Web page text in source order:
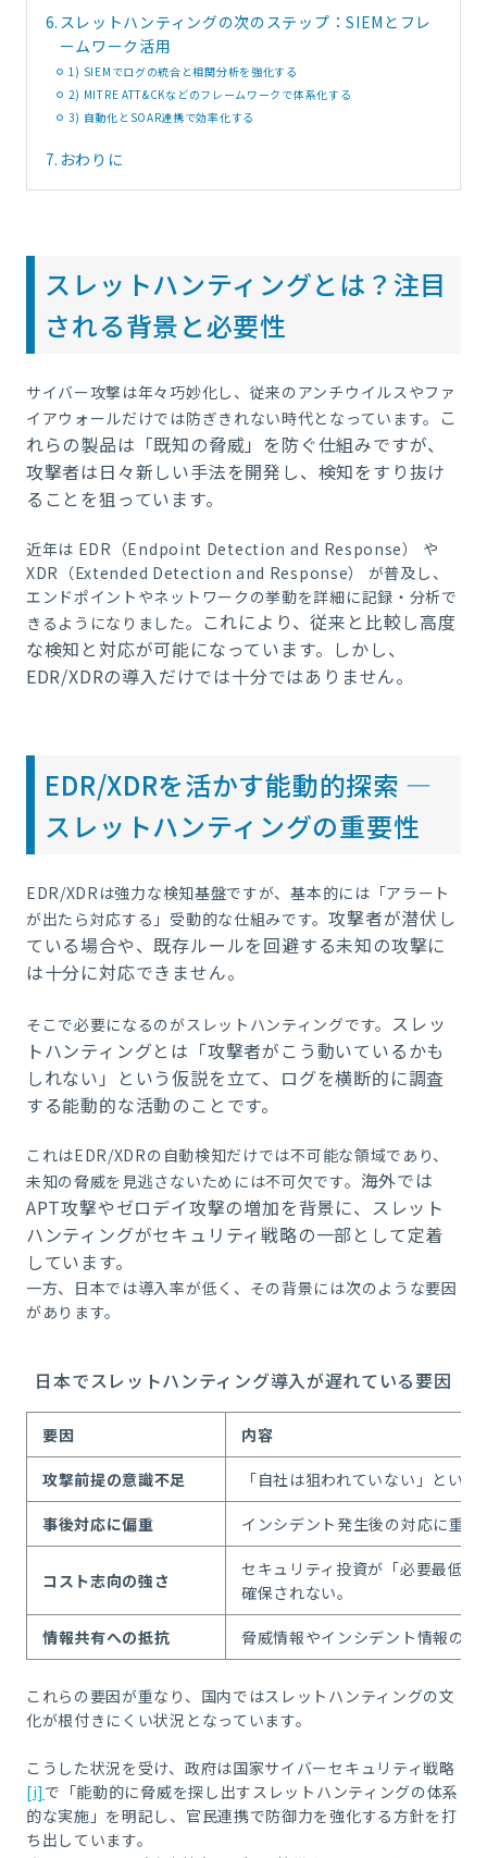
6. スレットハンティングの次のステップ：SIEMとフレ
ームワーク活用
1) SIEMでログの統合と相関分析を強化する
2) MITRE ATT&CKなどのフレームワークで体系化する
3) 自動化とSOAR連携で効率化する
7. おわりに
スレットハンティングとは？注目
される背景と必要性
サイバー攻撃は年々巧妙化し、従来のアンチウイルスやファ
イアウォールだけでは防ぎきれない時代となっています。
こ
れらの製品は「既知の脅威」を防ぐ仕組みですが、
攻撃者は日々新しい手法を開発し、検知をすり抜け
ることを狙っています。
近年は EDR（Endpoint Detection and Response） や
XDR（Extended Detection and Response） が普及し、
エンドポイントやネットワークの挙動を詳細に記録・分析で
きるようになりました。
これにより、従来と比較し高度
な検知と対応が可能になっています。 しかし、
EDR/XDRの導入だけでは十分ではありません。
EDR/XDRを活かす能動的探索 ―
スレットハンティングの重要性
EDR/XDRは強力な検知基盤ですが、基本的には「アラート
が出たら対応する」受動的な仕組みです。攻撃者が潜伏し
て いる場合や、既存ルールを回避する未知の攻撃に
は十分に対応できません。
そこで必要になるのがスレットハンティングです。 スレッ
トハンティングとは「攻撃者がこう動いているかも
しれない」という仮説を立て、ログを横断的に調査
する能動的な活動のことです。
これはEDR/XDRの自動検知だけでは不可能な領域であり、
未知の脅威を見逃さないためには不可欠です。 海外では
APT攻撃やゼロデイ攻撃の増加を背景に、スレット
ハンティングがセキュリティ戦略の一部として定着
しています。
一方、日本では導入率が低く、その背景には次のような要因
があります。
日本でスレットハンティング導入が遅れている要因
要因 内容
攻撃前提の意識不足 「自社は狙われていない」とい
事後対応に偏重 インシデント発生後の対応に重
コスト志向の強さ
セキュリティ投資が「必要最低
確保されない。
情報共有への抵抗 脅威情報やインシデント情報の
これらの要因が重なり、国内ではスレットハンティングの文
化が根付きにくい状況となっています。
こうした状況を受け、政府は国家サイバーセキュリティ戦略
[i] で「能動的に脅威を探し出すスレットハンティングの体系
的な実施」を明記し、官民連携で防御力を強化する方針を打
ち出しています。